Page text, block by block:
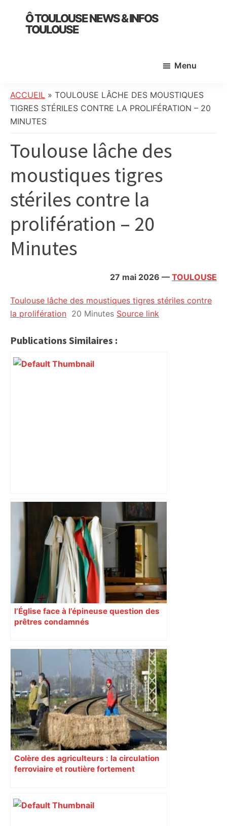
primary
Ô TOULOUSE NEWS & INFOS
TOULOUSE
:
info
locale,
culture,
politique,
météo,
divers
initiatives
citoyennes
Menu
ACCUEIL » TOULOUSE LÂCHE DES MOUSTIQUES
TIGRES STÉRILES CONTRE LA PROLIFÉRATION – 20
MINUTES
Toulouse lâche des
moustiques tigres
stériles contre la
prolifération – 20
Minutes
27 mai 2026 — TOULOUSE
Toulouse lâche des moustiques tigres stériles contre
la prolifération 20 Minutes Source link
Publications Similaires :
Près de Toulouse : dans cette zone
économique, un axe majeur va être
fermé en fin de soirée, voici les
déviations – Actu.fr
l’Église face à l’épineuse question des
prêtres condamnés
Colère des agriculteurs : la circulation
ferroviaire et routière fortement